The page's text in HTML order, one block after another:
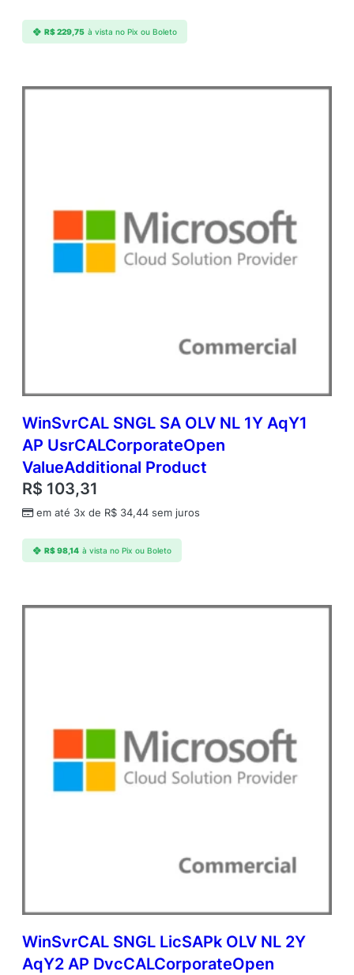
R$229,75 à vista no Pix ou Boleto
WinSvrCAL SNGL SA OLV NL 1Y AqY1
AP UsrCALCorporateOpen
ValueAdditional Product
R$ 103,31
em até 3x de R$ 34,44 sem juros
R$98,14 à vista no Pix ou Boleto
WinSvrCAL SNGL LicSAPk OLV NL 2Y
AqY2 AP DvcCALCorporateOpen